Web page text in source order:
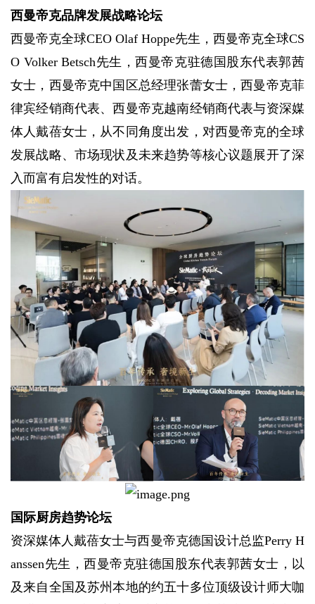
西曼帝克品牌发展战略论坛
西曼帝克全球CEO Olaf Hoppe先生，西曼帝克全球CS
O Volker Betsch先生，西曼帝克驻德国股东代表郭茜
女士，西曼帝克中国区总经理张蕾女士，西曼帝克菲
律宾经销商代表、西曼帝克越南经销商代表与资深媒
体人戴蓓女士，从不同角度出发，对西曼帝克的全球
发展战略、市场现状及未来趋势等核心议题展开了深
入而富有启发性的对话。
国际厨房趋势论坛
资深媒体人戴蓓女士与西曼帝克德国设计总监Perry H
anssen先生，西曼帝克驻德国股东代表郭茜女士，以
及来自全国及苏州本地的约五十多位顶级设计师大咖